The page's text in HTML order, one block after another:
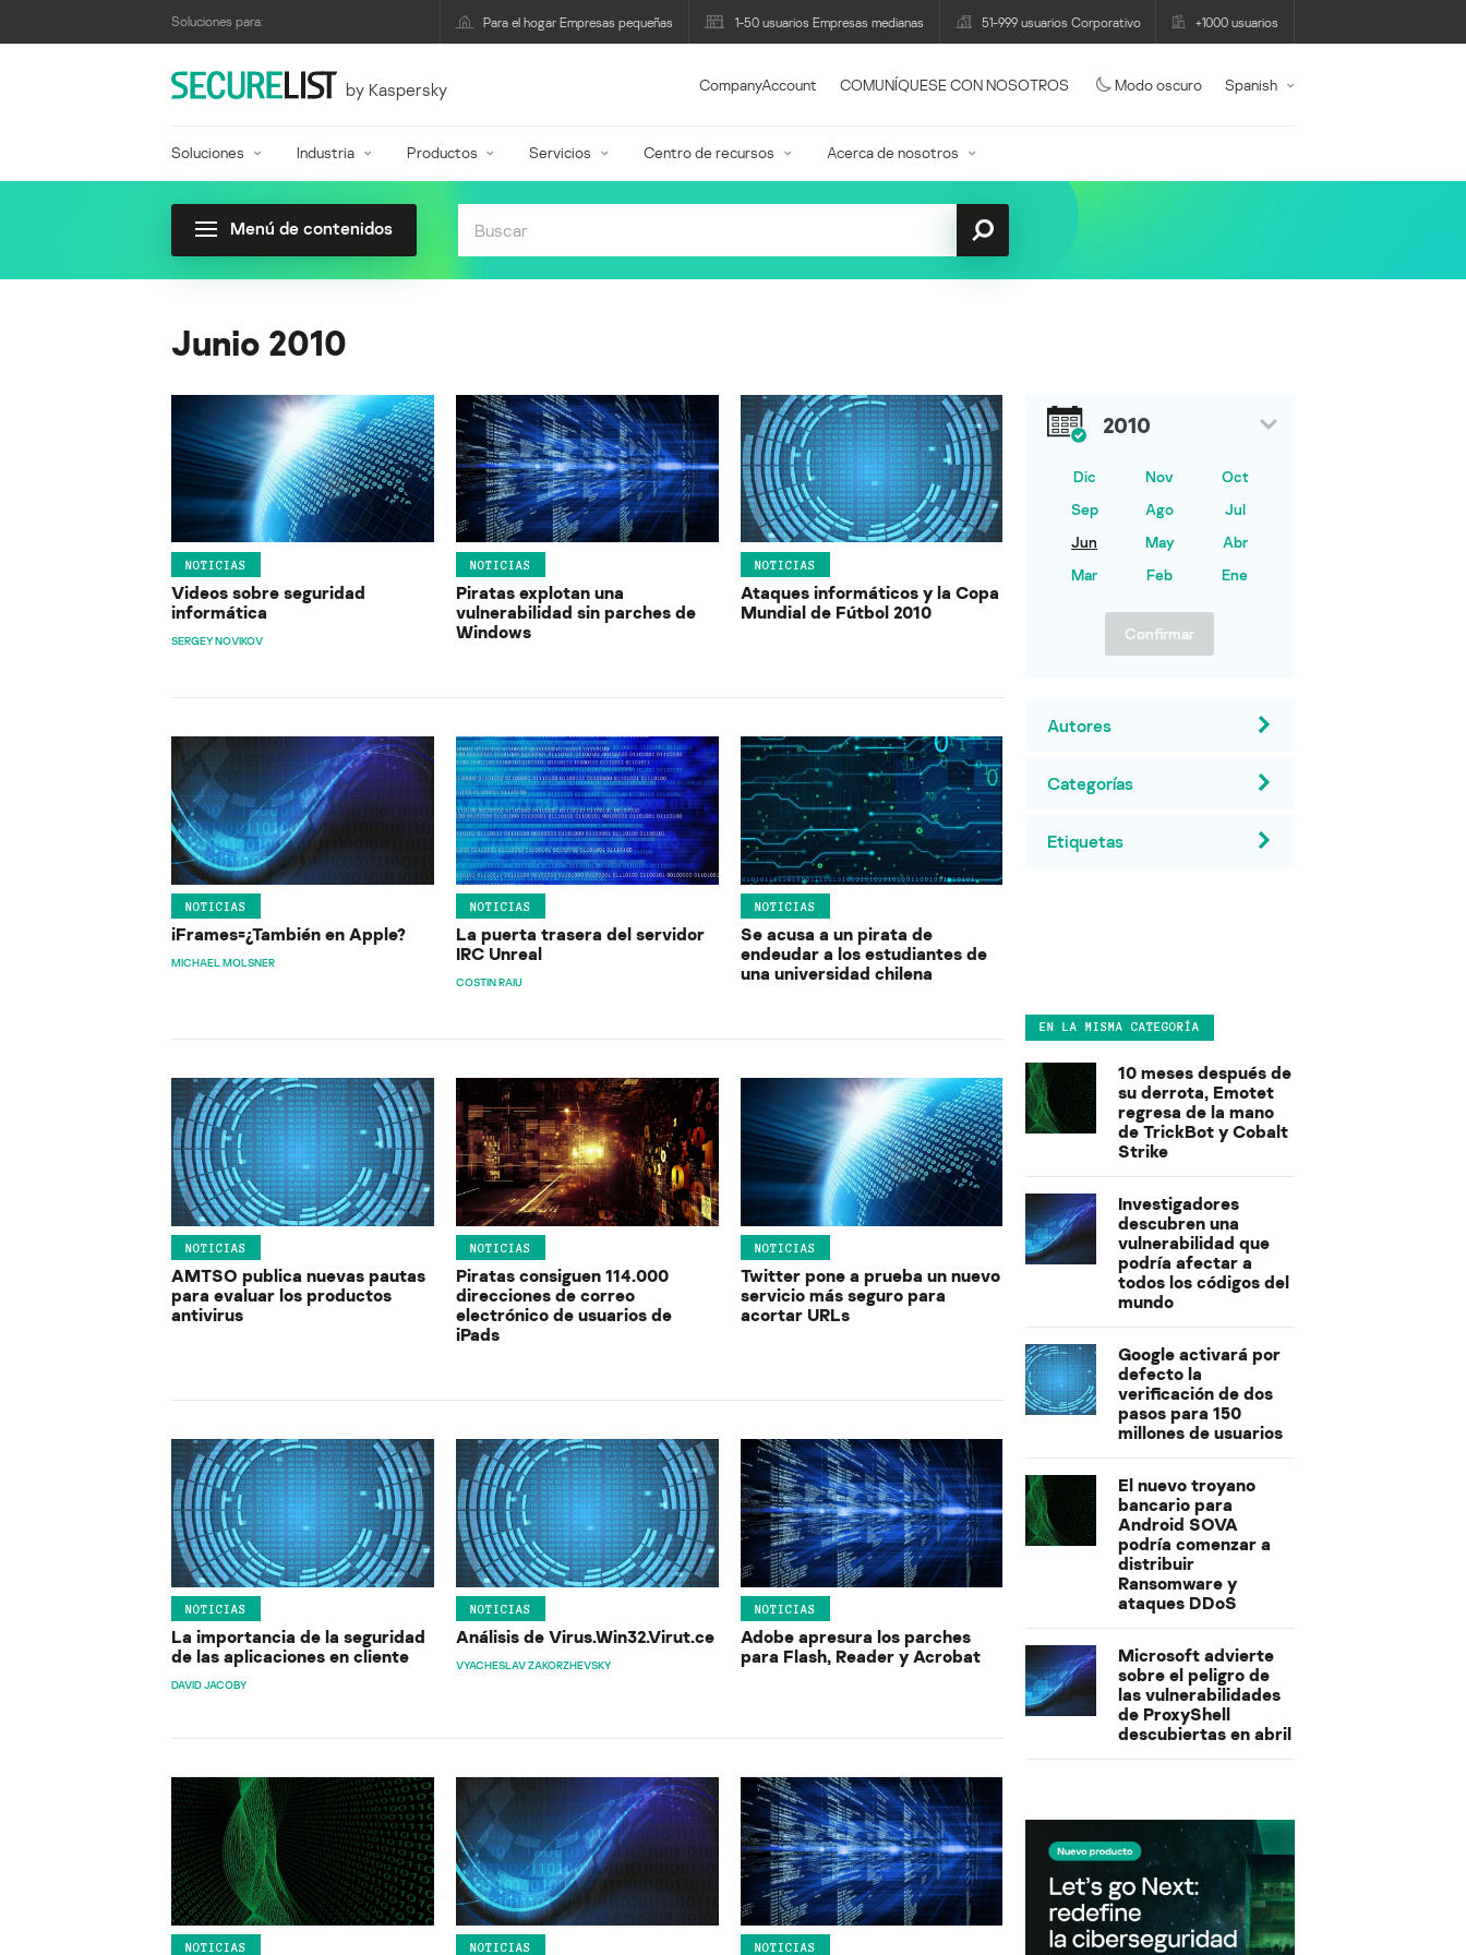
Soluciones para: Para el hogar Empresas pequeñas 1-50 usuarios Empresas medianas 51-999 usuarios Corporativo +1000 usuarios
by Kaspersky CompanyAccount COMUNÍQUESE CON NOSOTROS Modo oscuro Spanish
Soluciones Industria Productos Servicios Centro de recursos Acerca de nosotros
Menú de contenidos
Junio 2010
NOTICIAS
Videos sobre seguridad
informática
SERGEY NOVIKOV
NOTICIAS
Piratas explotan una
vulnerabilidad sin parches de
Windows
NOTICIAS
Ataques informáticos y la Copa
Mundial de Fútbol 2010
NOTICIAS
iFrames=¿También en Apple?
MICHAEL MOLSNER
NOTICIAS
La puerta trasera del servidor
IRC Unreal
COSTIN RAIU
NOTICIAS
Se acusa a un pirata de
endeudar a los estudiantes de
una universidad chilena
NOTICIAS
AMTSO publica nuevas pautas
para evaluar los productos
antivirus
NOTICIAS
Piratas consiguen 114.000
direcciones de correo
electrónico de usuarios de
iPads
NOTICIAS
Twitter pone a prueba un nuevo
servicio más seguro para
acortar URLs
NOTICIAS
La importancia de la seguridad
de las aplicaciones en cliente
DAVID JACOBY
NOTICIAS
Análisis de Virus.Win32.Virut.ce
VYACHESLAV ZAKORZHEVSKY
NOTICIAS
Adobe apresura los parches
para Flash, Reader y Acrobat
NOTICIAS NOTICIAS NOTICIAS
2010
Dic Nov
Oct
Sep
Ago
Jul
Jun
May
Abr
Mar
Feb Ene
Confirmar
Autores
Categorías
Etiquetas
EN LA MISMA CATEGORÍA
10 meses después de
su derrota, Emotet
regresa de la mano
de TrickBot y Cobalt
Strike
Investigadores
descubren una
vulnerabilidad que
podría afectar a
todos los códigos del
mundo
Google activará por
defecto la
verificación de dos
pasos para 150
millones de usuarios
El nuevo troyano
bancario para
Android SOVA
podría comenzar a
distribuir
Ransomware y
ataques DDoS
Microsoft advierte
sobre el peligro de
las vulnerabilidades
de ProxyShell
descubiertas en abril